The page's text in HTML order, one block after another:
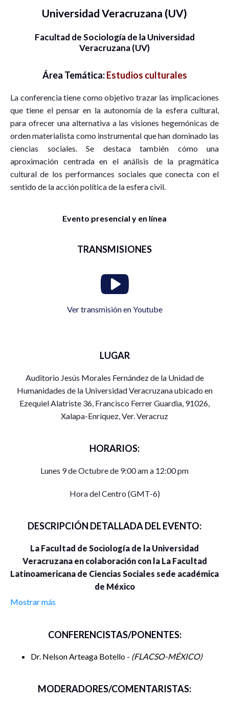
Universidad Veracruzana (UV)
Facultad de Sociología de la Universidad
Veracruzana (UV)
Área Temática:Estudios culturales
La conferencia tiene como objetivo trazar las implicaciones
que tiene el pensar en la autonomía de la esfera cultural,
para ofrecer una alternativa a las visiones hegemónicas de
orden materialista como instrumental que han dominado las
ciencias sociales. Se destaca también cómo una
aproximación centrada en el análisis de la pragmática
cultural de los performances sociales que conecta con el
sentido de la acción política de la esfera civil.
Evento presencial y en línea
TRANSMISIONES
Ver transmisión en Youtube
LUGAR
Auditorio Jesús Morales Fernández de la Unidad de
Humanidades de la Universidad Veracruzana ubicado en
Ezequiel Alatriste 36, Francisco Ferrer Guardia, 91026,
Xalapa-Enríquez, Ver. Veracruz
HORARIOS:
Lunes 9 de Octubre de 9:00 am a 12:00 pm
Hora del Centro (GMT-6)
DESCRIPCIÓN DETALLADA DEL EVENTO:
La Facultad de Sociología de la Universidad
Veracruzana en colaboración con la La Facultad
Latinoamericana de Ciencias Sociales sede académica
de México
INVITAN A
Conferencia Magistral
Mostrar más
CONFERENCISTAS/PONENTES:
Dr. Nelson Arteaga Botello - FLACSO-MÉXICO
MODERADORES/COMENTARISTAS: